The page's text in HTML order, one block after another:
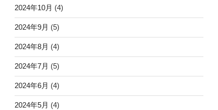
2024年10月 (4)
2024年9月 (5)
2024年8月 (4)
2024年7月 (5)
2024年6月 (4)
2024年5月 (4)